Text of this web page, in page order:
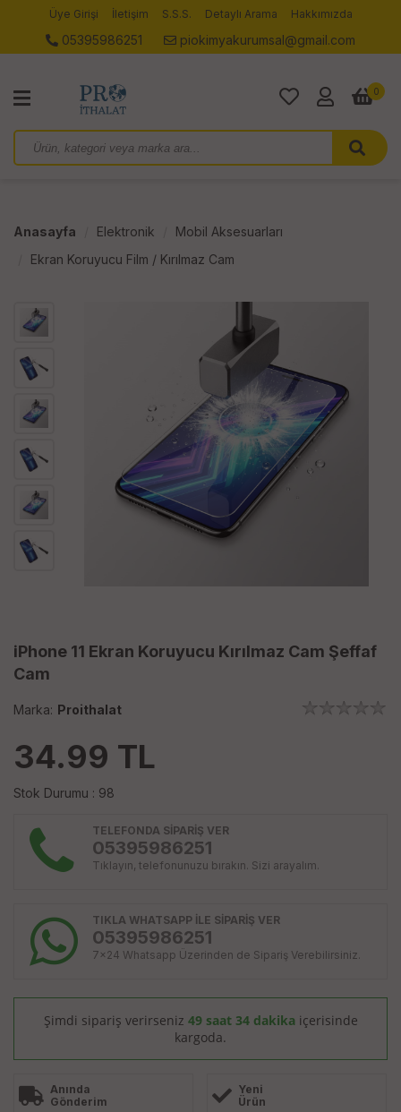
Üye Girişi İletişim S.S.S. Detaylı Arama Hakkımızda
05395986251 piokimyakurumsal@gmail.com
0
Anasayfa Elektronik
Mobil Aksesuarları
Ekran Koruyucu Film / Kırılmaz Cam
iPhone 11 Ekran Koruyucu Kırılmaz Cam Şeffaf
Cam
Marka: Proithalat
34.99 TL
Stok Durumu : 98
TELEFONDA SİPARİŞ VER
05395986251
Tıklayın, telefonunuzu bırakın. Sizi arayalım.
TIKLA WHATSAPP İLE SİPARİŞ VER
05395986251
7x24 Whatsapp Üzerinden de Sipariş Verebilirsiniz.
Şimdi sipariş verirseniz 49 saat 34 dakika içerisinde
kargoda.
Anında
Gönderim
Yeni
Ürün